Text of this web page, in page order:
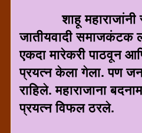
शाहू महाराजांनी
जातीयवादी समाजकंटक
एकदा मारेकरी पाठवून
प्रयत्न केला गेला. पण
राहिले. महाराजाना
प्रयत्न विफल ठरले.